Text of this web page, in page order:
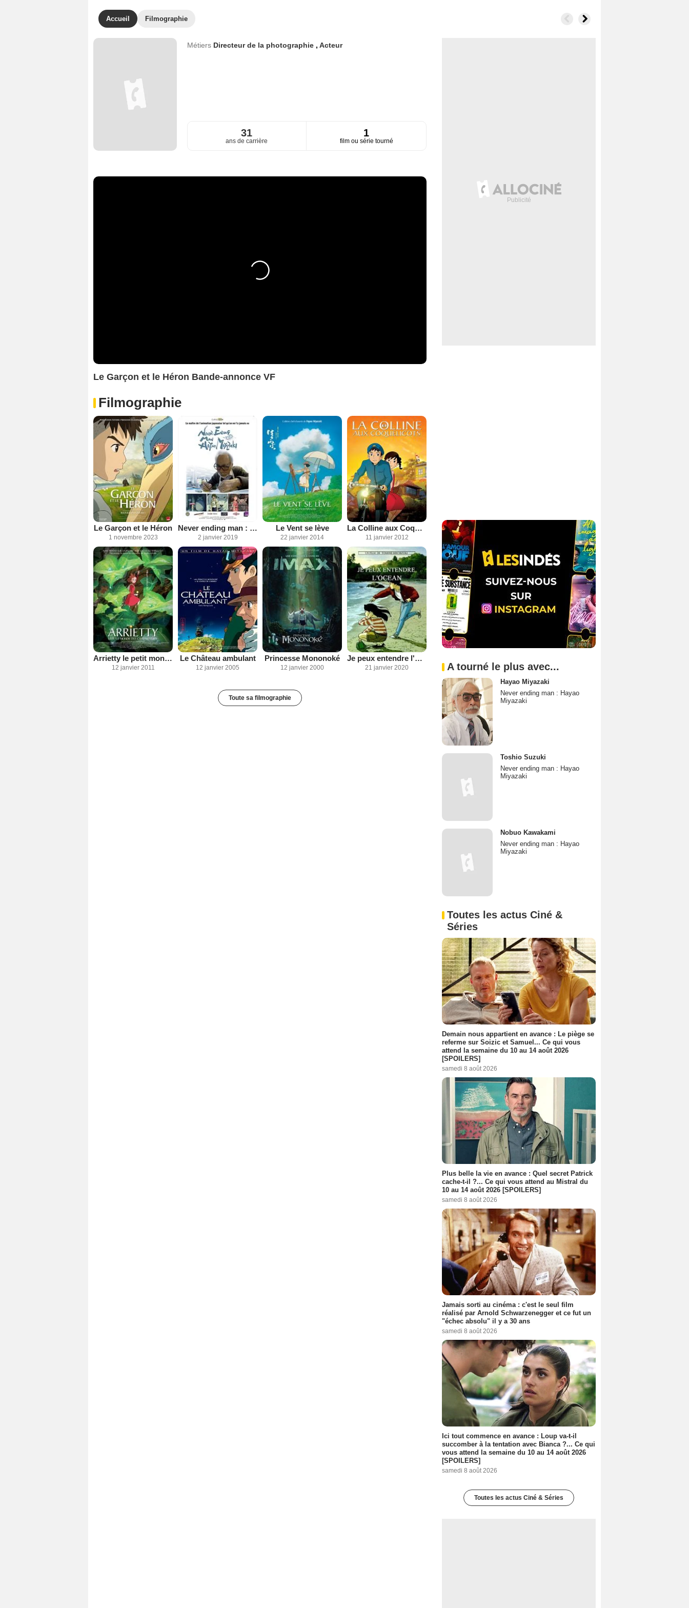
Accueil Filmographie
Métiers Directeur de la photographie , Acteur
31
ans de carrière
1
film ou série tourné
Le Garçon et le Héron Bande-annonce VF
Filmographie
Le Garçon et le Héron
1 novembre 2023
Never ending man : Hayao Miyazaki
2 janvier 2019
Le Vent se lève
22 janvier 2014
La Colline aux Coquelicots
11 janvier 2012
Arrietty le petit monde des chapardeurs
12 janvier 2011
Le Château ambulant
12 janvier 2005
Princesse Mononoké
12 janvier 2000
Je peux entendre l'océan
21 janvier 2020
Toute sa filmographie
A tourné le plus avec...
Hayao Miyazaki
Never ending man : Hayao
Miyazaki
Toshio Suzuki
Never ending man : Hayao
Miyazaki
Nobuo Kawakami
Never ending man : Hayao
Miyazaki
Toutes les actus Ciné &
Séries
Demain nous appartient en avance : Le piège se
referme sur Soizic et Samuel... Ce qui vous
attend la semaine du 10 au 14 août 2026
[SPOILERS]
samedi 8 août 2026
Plus belle la vie en avance : Quel secret Patrick
cache-t-il ?... Ce qui vous attend au Mistral du
10 au 14 août 2026 [SPOILERS]
samedi 8 août 2026
Jamais sorti au cinéma : c'est le seul film
réalisé par Arnold Schwarzenegger et ce fut un
"échec absolu" il y a 30 ans
samedi 8 août 2026
Ici tout commence en avance : Loup va-t-il
succomber à la tentation avec Bianca ?... Ce qui
vous attend la semaine du 10 au 14 août 2026
[SPOILERS]
samedi 8 août 2026
Toutes les actus Ciné & Séries